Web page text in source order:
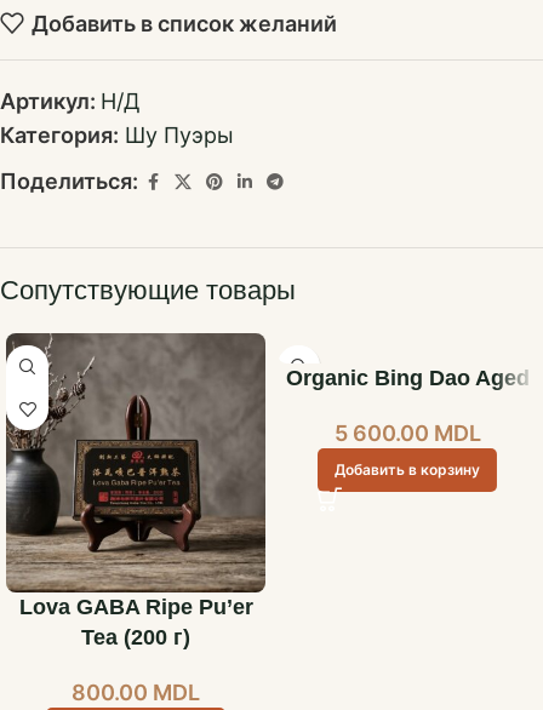
Добавить в список желаний
Артикул: Н/Д
Категория: Шу Пуэры
Поделиться:
Сопутствующие товары
Lova GABA Ripe Pu’er
Tea (200 г)
800.00 MDL
Organic Bing Dao Aged
5 600.00 MDL
Добавить в корзину